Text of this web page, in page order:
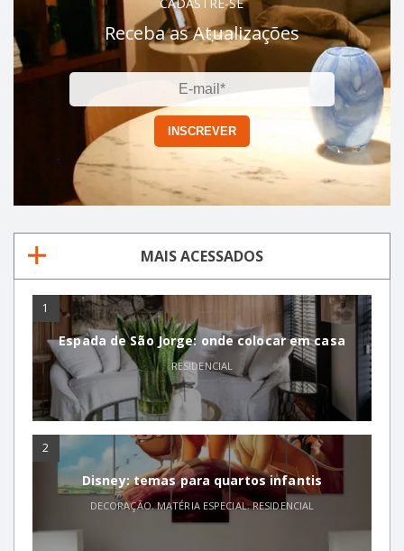
Receba as Atualizações
MAIS ACESSADOS
1
Espada de São Jorge: onde colocar em casa
RESIDENCIAL
2
Disney: temas para quartos infantis
DECORAÇÃO,MATÉRIA ESPECIAL,RESIDENCIAL